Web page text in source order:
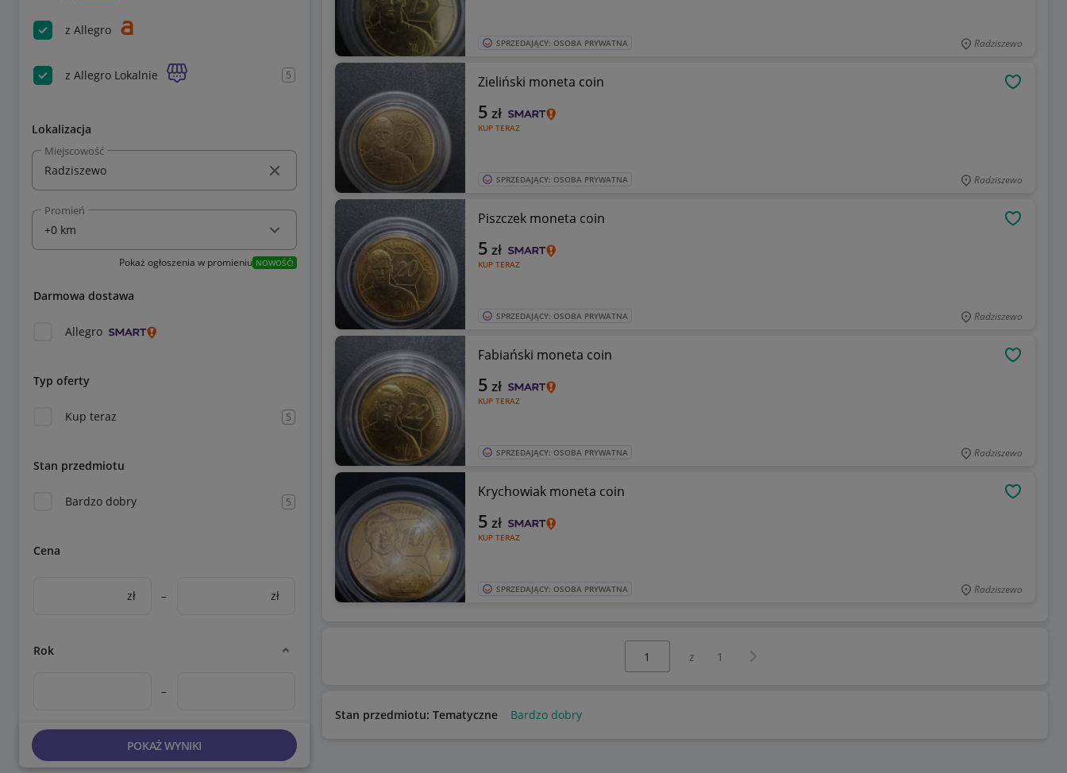
z Allegro
z Allegro Lokalnie 5
Lokalizacja
Miejscowość
Promień
Pokaż ogłoszenia w promieniu NOWOŚĆ!
Darmowa dostawa
Allegro
Typ oferty
Kup teraz 5
Stan przedmiotu
Bardzo dobry 5
Cena
zł – zł
Rok
–
POKAŻ WYNIKI
SPRZEDAJĄCY: OSOBA PRYWATNA Radziszewo
Zieliński moneta coin
KUP TERAZ
5 zł
SPRZEDAJĄCY: OSOBA PRYWATNA Radziszewo
Piszczek moneta coin
KUP TERAZ
5 zł
SPRZEDAJĄCY: OSOBA PRYWATNA Radziszewo
Fabiański moneta coin
KUP TERAZ
5 zł
SPRZEDAJĄCY: OSOBA PRYWATNA Radziszewo
Krychowiak moneta coin
KUP TERAZ
5 zł
SPRZEDAJĄCY: OSOBA PRYWATNA Radziszewo
z 1 Następna strona
Stan przedmiotu: Tematyczne Bardzo dobry